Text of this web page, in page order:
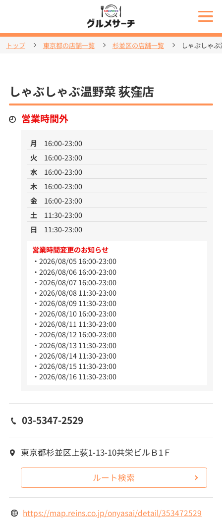
トップ 東京都の店舗一覧 杉並区の店舗一覧 しゃぶしゃ
しゃぶしゃぶ温野菜 荻窪店
営業時間外
月
16:00-23:00
火
16:00-23:00
水
16:00-23:00
木
16:00-23:00
金
16:00-23:00
土
11:30-23:00
日
11:30-23:00
営業時間変更のお知らせ
2026/08/05 16:00-23:00
2026/08/06 16:00-23:00
2026/08/07 16:00-23:00
2026/08/08 11:30-23:00
2026/08/09 11:30-23:00
2026/08/10 16:00-23:00
2026/08/11 11:30-23:00
2026/08/12 16:00-23:00
2026/08/13 11:30-23:00
2026/08/14 11:30-23:00
2026/08/15 11:30-23:00
2026/08/16 11:30-23:00
03-5347-2529
東京都杉並区上荻1-13-10共栄ビルＢ1Ｆ
ルート検索
https://map.reins.co.jp/onyasai/detail/353472529